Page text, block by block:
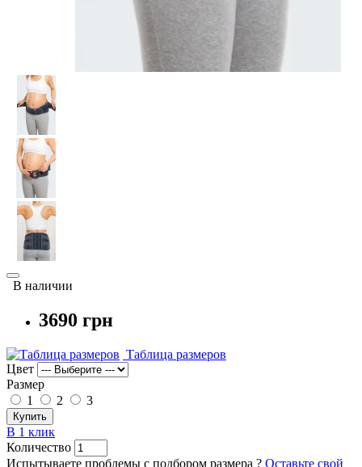
В наличии
3690 грн
Таблица размеров
Цвет
Размер
1
2 3
Купить
В 1 клик
Количество
Испытываете проблемы с подбором размера ? Оставьте свой